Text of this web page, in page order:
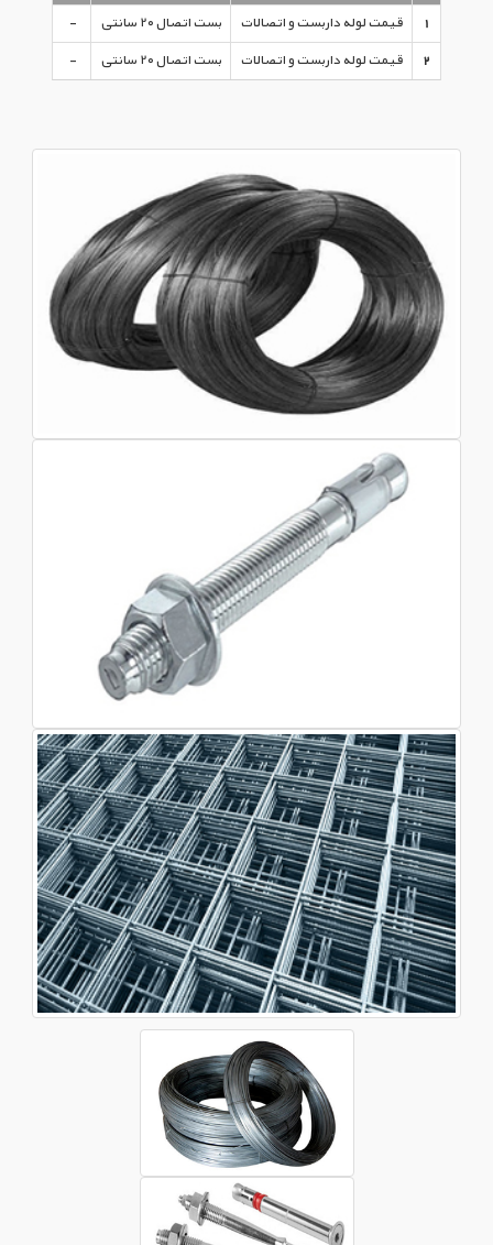
1
قیمت لوله داربست و اتصالات بست اتصال ۲۰ سانتی -
2
قیمت لوله داربست و اتصالات بست اتصال ۲۰ سانتی -